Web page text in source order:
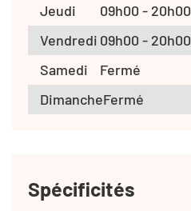
Jeudi
09h00 - 20h00
Vendredi 09h00 - 20h00
Samedi
Fermé
DimancheFermé
Spécificités